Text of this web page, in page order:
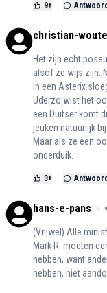
9+ Antwoord
christian-
Het zijn echt
alsof ze wijs zijn.
In een Asterix
Uderzo wist het
een Duitser komt
jeuken natuurlijk
Maar als ze een
onderduik.
3+ Antwoord
hans-e-pans
(Vrijwel) Alle
Mark R. moeten
hebben, want
hebben, niet